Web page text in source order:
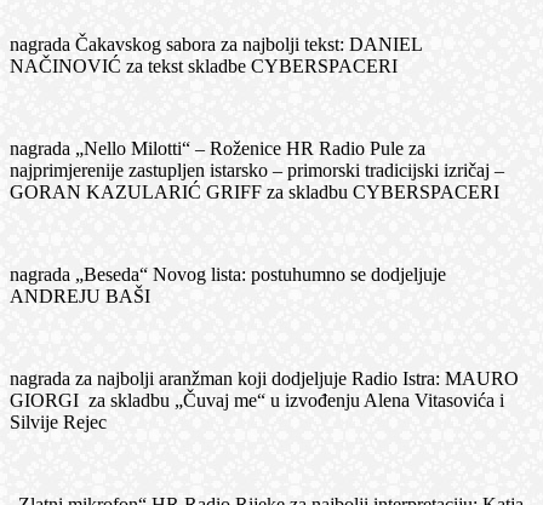
nagrada Čakavskog sabora za najbolji tekst: DANIEL
NAČINOVIĆ za tekst skladbe CYBERSPACERI
nagrada „Nello Milotti“ – Roženice HR Radio Pule za
najprimjerenije zastupljen istarsko – primorski tradicijski izričaj –
GORAN KAZULARIĆ GRIFF za skladbu CYBERSPACERI
nagrada „Beseda“ Novog lista: postuhumno se dodjeljuje
ANDREJU BAŠI
nagrada za najbolji aranžman koji dodjeljuje Radio Istra: MAURO
GIORGI za skladbu „Čuvaj me“ u izvođenju Alena Vitasovića i
Silvije Rejec